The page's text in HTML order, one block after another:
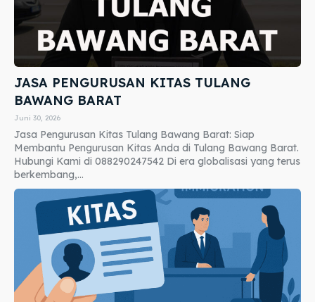
JASA PENGURUSAN KITAS TULANG
BAWANG BARAT
Juni 30, 2026
Jasa Pengurusan Kitas Tulang Bawang Barat: Siap
Membantu Pengurusan Kitas Anda di Tulang Bawang Barat.
Hubungi Kami di 088290247542 Di era globalisasi yang terus
berkembang,...